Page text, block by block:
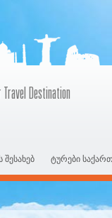
Travel Destination
ტურები